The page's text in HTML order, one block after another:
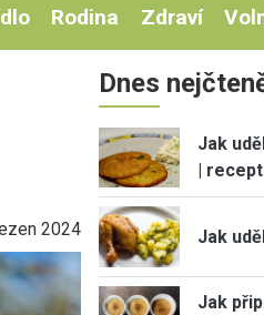
Rodina Zdraví
2024
Dnes
Jak
| recept
Jak
Jak